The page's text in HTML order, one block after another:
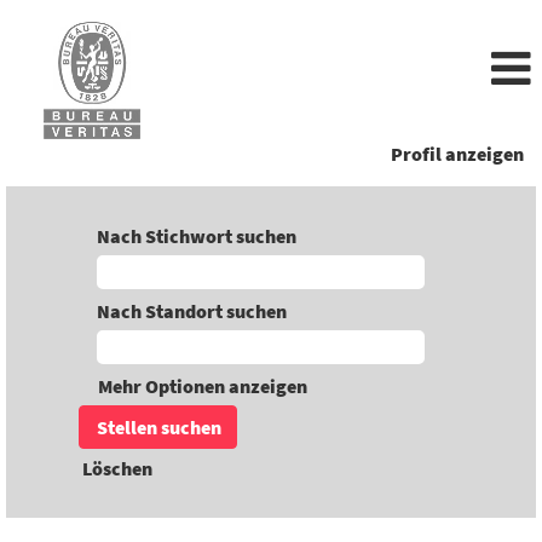
Profil anzeigen
Nach Stichwort suchen
Nach Standort suchen
Mehr Optionen anzeigen
Löschen